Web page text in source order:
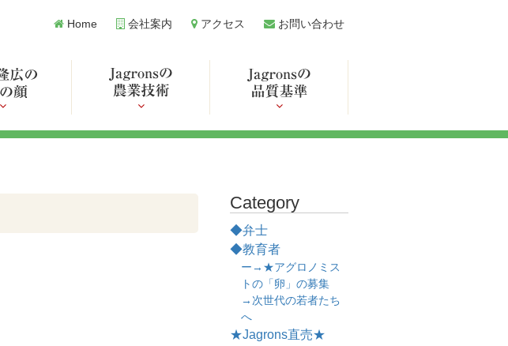
Home 会社案内 アクセス お問い合わせ
Category
◆弁士
◆教育者
ー→★アグロノミス
トの「卵」の募集
→次世代の若者たち
へ
★Jagrons直売★